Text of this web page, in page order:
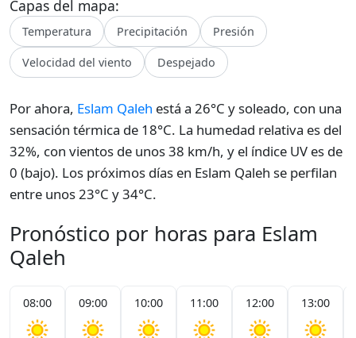
Capas del mapa:
Temperatura Precipitación Presión
Velocidad del viento Despejado
Por ahora, Eslam Qaleh está a 26°C y soleado, con una
sensación térmica de 18°C. La humedad relativa es del
32%, con vientos de unos 38 km/h, y el índice UV es de
0 (bajo). Los próximos días en Eslam Qaleh se perfilan
entre unos 23°C y 34°C.
Pronóstico por horas para Eslam
Qaleh
08:00 09:00 10:00 11:00 12:00 13:00